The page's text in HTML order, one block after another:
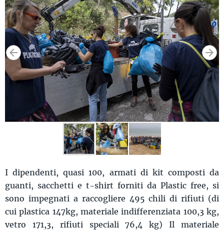
I dipendenti, quasi 100, armati di kit composti da
guanti, sacchetti e t-shirt forniti da Plastic free, si
sono impegnati a raccogliere 495 chili di rifiuti (di
cui plastica 147kg, materiale indifferenziata 100,3 kg,
vetro 171,3, rifiuti speciali 76,4 kg) Il materiale